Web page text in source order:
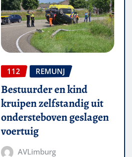
112 REMUNJ
Bestuurder en kind
kruipen zelfstandig uit
ondersteboven geslagen
voertuig
AVLimburg